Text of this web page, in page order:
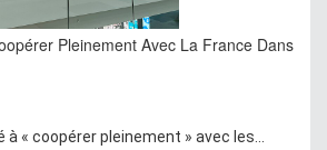
Pleinement Avec La France Dans
à « coopérer pleinement » avec les...